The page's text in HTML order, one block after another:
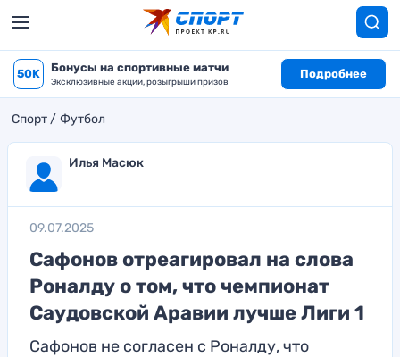
50K Бонусы на спортивные матчи
Эксклюзивные акции, розыгрыши призов
Подробнее
Спорт Футбол
Илья Масюк
09.07.2025
Сафонов отреагировал на слова
Роналду о том, что чемпионат
Саудовской Аравии лучше Лиги 1
Сафонов не согласен с Роналду, что